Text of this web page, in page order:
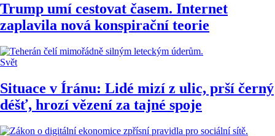
Trump umí cestovat časem. Internet
zaplavila nová konspirační teorie
Svět
Situace v Íránu: Lidé mizí z ulic, prší černý
déšť, hrozí vězení za tajné spoje